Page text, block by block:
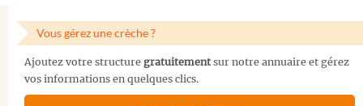
Vous gérez une crèche ?
Ajoutez votre structure gratuitementsur notre annuaire et gérez
vos informations en quelques clics.